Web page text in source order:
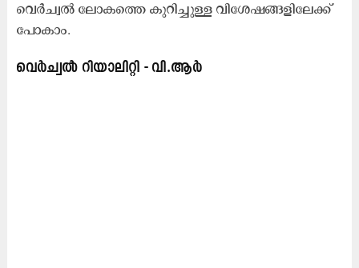
വെർച്വൽ ലോകത്തെ കുറിച്ചുള്ള വിശേഷങ്ങളിലേക്ക്
പോകാം.
വെർച്വൽ റിയാലിറ്റി - വി.ആർ